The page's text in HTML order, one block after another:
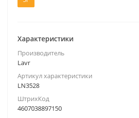
Характеристики
Производитель
Lavr
Артикул характеристики
LN3528
ШтрихКод
4607038897150